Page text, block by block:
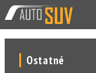
Ostatné